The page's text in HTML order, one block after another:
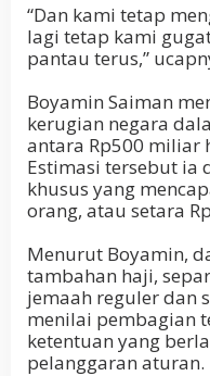
“Dan kami tetap
lagi tetap kami
pantau terus,”
Boyamin Saiman
kerugian negara
antara Rp500 miliar
Estimasi tersebut ia
khusus yang
orang, atau setara
Menurut Boyamin,
tambahan haji,
jemaah reguler dan
menilai pembagian
ketentuan yang
pelanggaran aturan.